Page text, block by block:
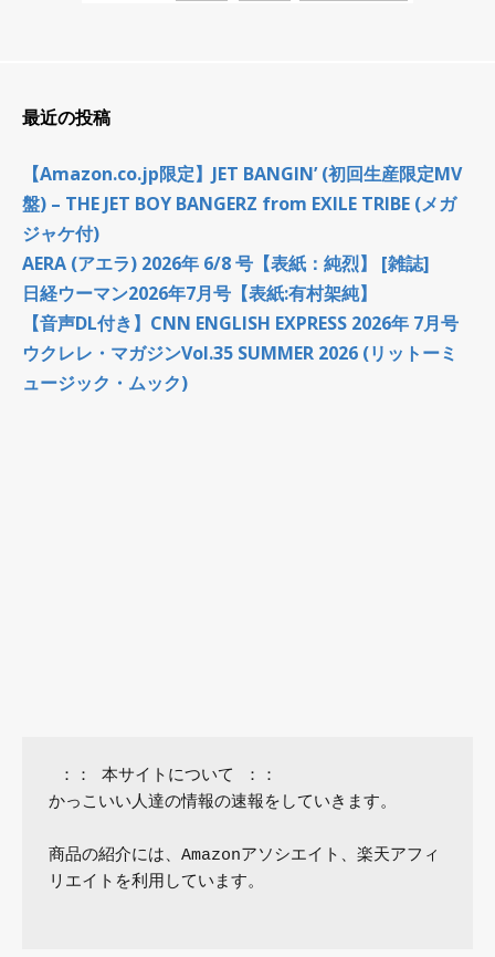
最近の投稿
【Amazon.co.jp限定】JET BANGIN’ (初回生産限定MV
盤) – THE JET BOY BANGERZ from EXILE TRIBE (メガ
ジャケ付)
AERA (アエラ) 2026年 6/8 号【表紙：純烈】 [雑誌]
日経ウーマン2026年7月号【表紙:有村架純】
【音声DL付き】CNN ENGLISH EXPRESS 2026年 7月号
ウクレレ・マガジンVol.35 SUMMER 2026 (リットーミ
ュージック・ムック)
かっこいい人達の情報の速報をしていきます。
商品の紹介には、Amazonアソシエイト、楽天アフィ
リエイトを利用しています。